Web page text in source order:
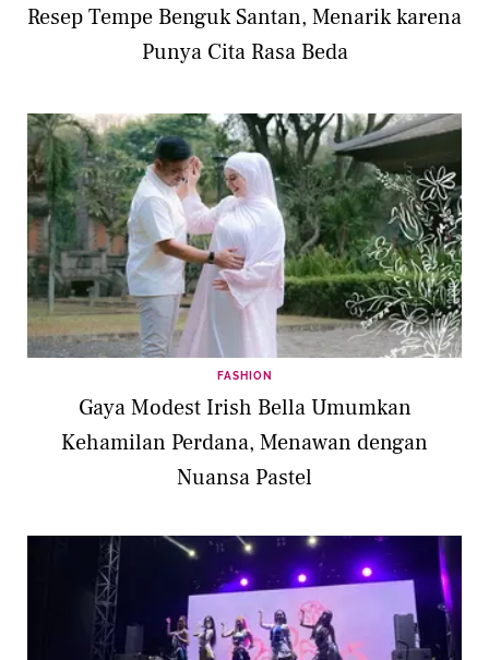
Resep Tempe Benguk Santan, Menarik karena
Punya Cita Rasa Beda
FASHION
Gaya Modest Irish Bella Umumkan
Kehamilan Perdana, Menawan dengan
Nuansa Pastel